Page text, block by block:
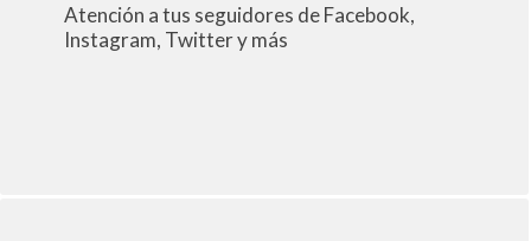
Atención a tus seguidores de Facebook,
Instagram, Twitter y más